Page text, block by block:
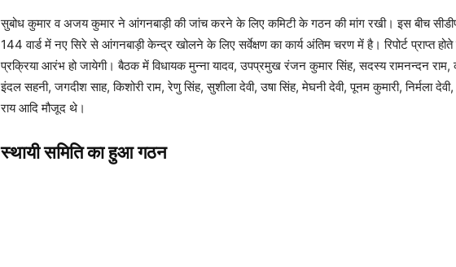
सुबोध कुमार व अजय कुमार ने आंगनबाड़ी की जांच करने के लिए कमिटी के गठन की मांग रखी। इस बीच
144 वार्ड में नए सिरे से आंगनबाड़ी केन्द्र खोलने के लिए सर्वेक्षण का कार्य अंतिम चरण में है। रिपोर्ट प्राप्त होते
प्रक्रिया आरंभ हो जायेगी। बैठक में विधायक मुन्ना यादव, उपप्रमुख रंजन कुमार सिंह, सदस्य रामनन्दन राम,
इंदल सहनी, जगदीश साह, किशोरी राम, रेणु सिंह, सुशीला देवी, उषा सिंह, मेघनी देवी, पूनम कुमारी, निर्मला देवी,
राय आदि मौजूद थे।
स्थायी समिति का हुआ गठन